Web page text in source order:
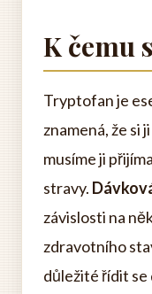
K čemu
Tryptofan je
znamená, že si
musíme ji
stravy.
závislosti na
zdravotního
důležité řídit